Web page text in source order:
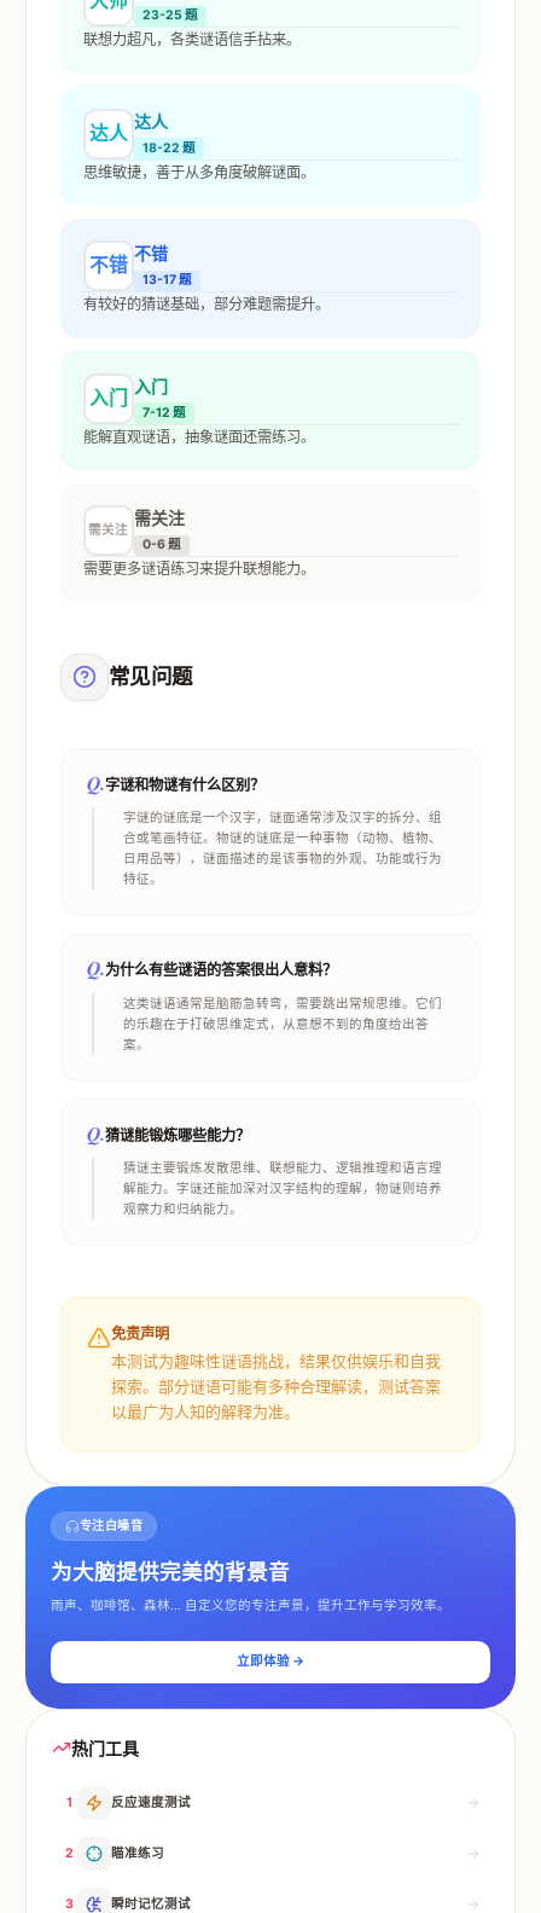
23-25 题
联想力超凡，各类谜语信手拈来。
达人
达人
18-22 题
思维敏捷，善于从多角度破解谜面。
不错
不错
13-17 题
有较好的猜谜基础，部分难题需提升。
入门
入门
7-12 题
能解直观谜语，抽象谜面还需练习。
需关注
需关注
0-6 题
需要更多谜语练习来提升联想能力。
常见问题
Q.字谜和物谜有什么区别？
字谜的谜底是一个汉字，谜面通常涉及汉字的拆分、组
合或笔画特征。物谜的谜底是一种事物（动物、植物、
日用品等），谜面描述的是该事物的外观、功能或行为
特征。
Q.为什么有些谜语的答案很出人意料？
这类谜语通常是脑筋急转弯，需要跳出常规思维。它们
的乐趣在于打破思维定式，从意想不到的角度给出答
案。
Q.猜谜能锻炼哪些能力？
猜谜主要锻炼发散思维、联想能力、逻辑推理和语言理
解能力。字谜还能加深对汉字结构的理解，物谜则培养
观察力和归纳能力。
免责声明
本测试为趣味性谜语挑战，结果仅供娱乐和自我
探索。部分谜语可能有多种合理解读，测试答案
以最广为人知的解释为准。
专注白噪音
为大脑提供完美的背景音
雨声、咖啡馆、森林... 自定义您的专注声景，提升工作与学习效率。
立即体验 →
热门工具
1 反应速度测试
2 瞄准练习
3 瞬时记忆测试